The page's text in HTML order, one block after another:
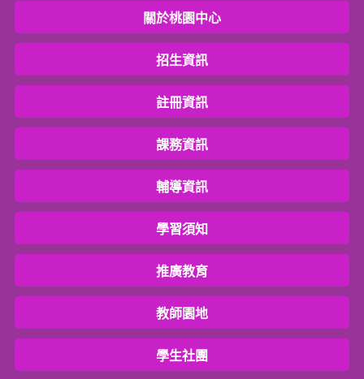
關於桃園中心
招生資訊
註冊資訊
課務資訊
輔導資訊
學習須知
推廣教育
教師園地
學生社團